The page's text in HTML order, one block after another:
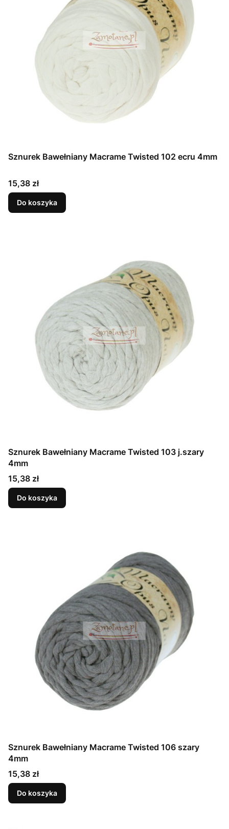
Sznurek Bawełniany Macrame Twisted 102 ecru 4mm
Cena
15,38 zł
Do koszyka
Sznurek Bawełniany Macrame Twisted 103 j.szary
4mm
Cena
15,38 zł
Do koszyka
Sznurek Bawełniany Macrame Twisted 106 szary
4mm
Cena
15,38 zł
Do koszyka